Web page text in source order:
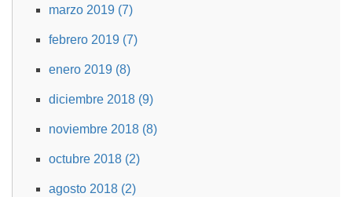
marzo 2019 (7)
febrero 2019 (7)
enero 2019 (8)
diciembre 2018 (9)
noviembre 2018 (8)
octubre 2018 (2)
agosto 2018 (2)